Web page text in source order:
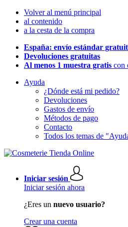
Volver al menú principal
al contenido
a la cesta de la compra
España: envío estándar
Devoluciones gratuitas
Al menos 1 muestra gratis con
Ayuda
¿Dónde está mi pedido?
Devoluciones
Gastos de envío
Métodos de pago
Contacto
Todos los temas de
Iniciar sesión
Iniciar sesión ahora
¿Eres un nuevo usuario?
Crear una cuenta